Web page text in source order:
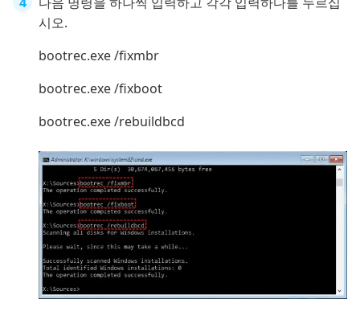
시오.
bootrec.exe /fixmbr
bootrec.exe /fixboot
bootrec.exe /rebuildbcd